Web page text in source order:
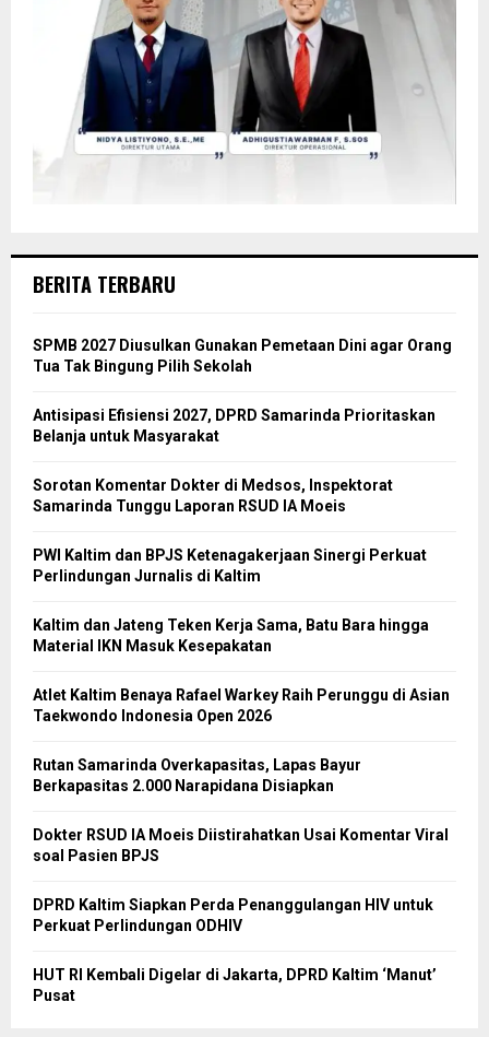
BERITA TERBARU
SPMB 2027 Diusulkan Gunakan Pemetaan Dini agar Orang
Tua Tak Bingung Pilih Sekolah
Antisipasi Efisiensi 2027, DPRD Samarinda Prioritaskan
Belanja untuk Masyarakat
Sorotan Komentar Dokter di Medsos, Inspektorat
Samarinda Tunggu Laporan RSUD IA Moeis
PWI Kaltim dan BPJS Ketenagakerjaan Sinergi Perkuat
Perlindungan Jurnalis di Kaltim
Kaltim dan Jateng Teken Kerja Sama, Batu Bara hingga
Material IKN Masuk Kesepakatan
Atlet Kaltim Benaya Rafael Warkey Raih Perunggu di Asian
Taekwondo Indonesia Open 2026
Rutan Samarinda Overkapasitas, Lapas Bayur
Berkapasitas 2.000 Narapidana Disiapkan
Dokter RSUD IA Moeis Diistirahatkan Usai Komentar Viral
soal Pasien BPJS
DPRD Kaltim Siapkan Perda Penanggulangan HIV untuk
Perkuat Perlindungan ODHIV
HUT RI Kembali Digelar di Jakarta, DPRD Kaltim ‘Manut’
Pusat